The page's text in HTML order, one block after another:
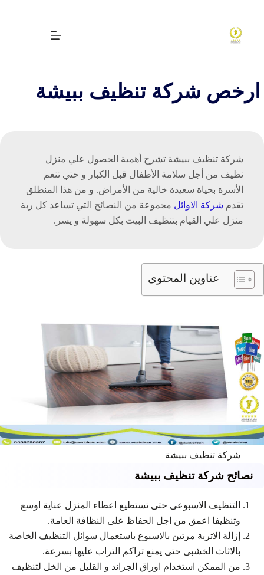
المحتوى
ارخص شركة تنظيف ببيشة
شركة تنظيف ببيشة تشرح أهمية الحصول علي منزل
نظيف من أجل سلامة الأطفال قبل الكبار و حتي تنعم
الأسرة بحياة سعيدة خالية من الأمراض. و من هذا المنطلق
تقدم شركة الاوائل مجموعة من النصائح التي تساعد كل ربة
منزل علي القيام بتنظيف البيت بكل سهولة و يسر.
عناوين المحتوى
شركة تنظيف ببيشة
نصائح شركة تنظيف ببيشة
التنظيف الاسبوعى حتى تستطيع اعطاء المنزل عناية اوسع
وتنظيفا اعمق من اجل الحفاظ على النظافة العامة.
إزالة الاتربة مرتين بالاسبوع باستعمال سوائل التنظيف الخاصة
بالاثاث الخشبى حتى يمنع تراكم التراب عليها بسرعة.
من الممكن استخدام اوراق الجرائد و القليل من الخل لتنظيف